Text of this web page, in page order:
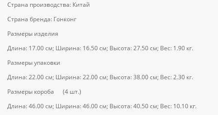
Страна производства: Китай
Страна бренда: Гонконг
Размеры изделия
Длина: 17.00 см; Ширина: 16.50 см; Высота: 27.50 см; Вес: 1.90 кг.
Размеры упаковки
Длина: 22.00 см; Ширина: 22.00 см; Высота: 38.00 см; Вес: 2.30 кг.
Размеры короба (4 шт.)
Длина: 46.00 см; Ширина: 46.00 см; Высота: 40.50 см; Вес: 10.10 кг.